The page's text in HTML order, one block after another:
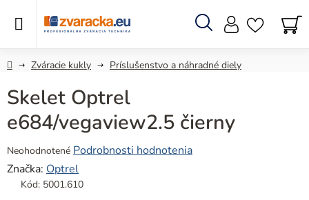
Hľadať
DomovZváracie kukly Príslušenstvo a náhradné diely
Skelet Optrel
e684/vegaview2.5 čierny
Priemerné
hodnotenie
produktu
Neohodnotené Podrobnosti hodnotenia
Značka: Optrel
Kód: 5001.610